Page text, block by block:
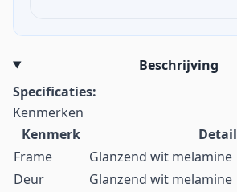
Beschrijving
Specificaties:
Kenmerken
Kenmerk
Detail
Frame
Glanzend wit melamine
Deur
Glanzend wit melamine